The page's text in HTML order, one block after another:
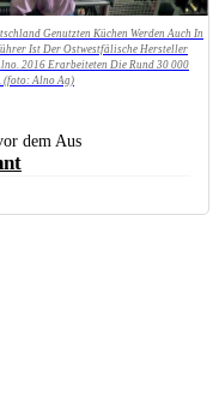
Genutzten Küchen Werden Auch In
Ist Der Ostwestfälische Hersteller
2016 Erarbeiteten Die Rund 30 000
(foto: Alno Ag)
dem Aus